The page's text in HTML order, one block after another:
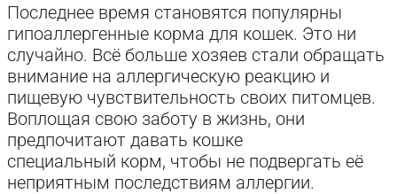
Последнее время становятся популярны
гипоаллергенные корма для кошек. Это ни
случайно. Всё больше хозяев стали обращать
внимание на аллергическую реакцию и
пищевую чувствительность своих питомцев.
Воплощая свою заботу в жизнь, они
предпочитают давать кошке
специальный корм, чтобы не подвергать её
неприятным последствиям аллергии.